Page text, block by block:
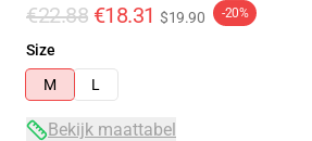
€22.88 €18.31 $19.90 -20%
Size
M
L
Bekijk maattabel